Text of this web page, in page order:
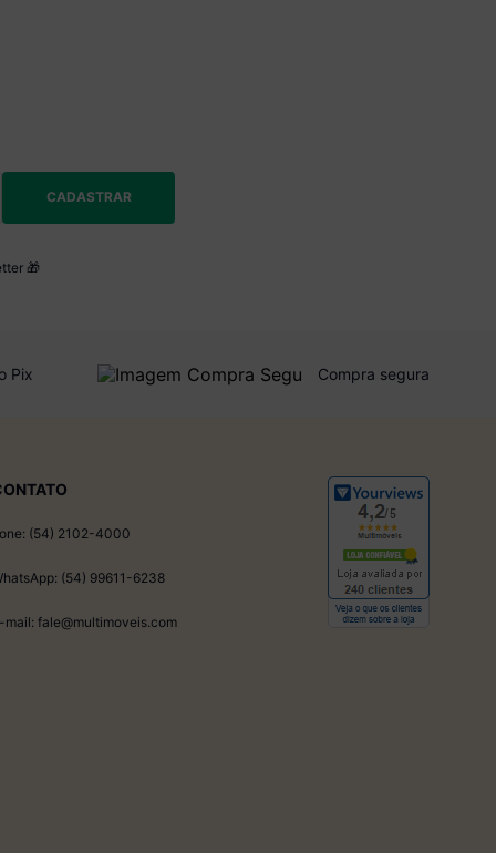
CADASTRAR
🎁
Pix Compra segura
(54) 2102-4000
(54) 99611-6238
mail: fale@multimoveis.com